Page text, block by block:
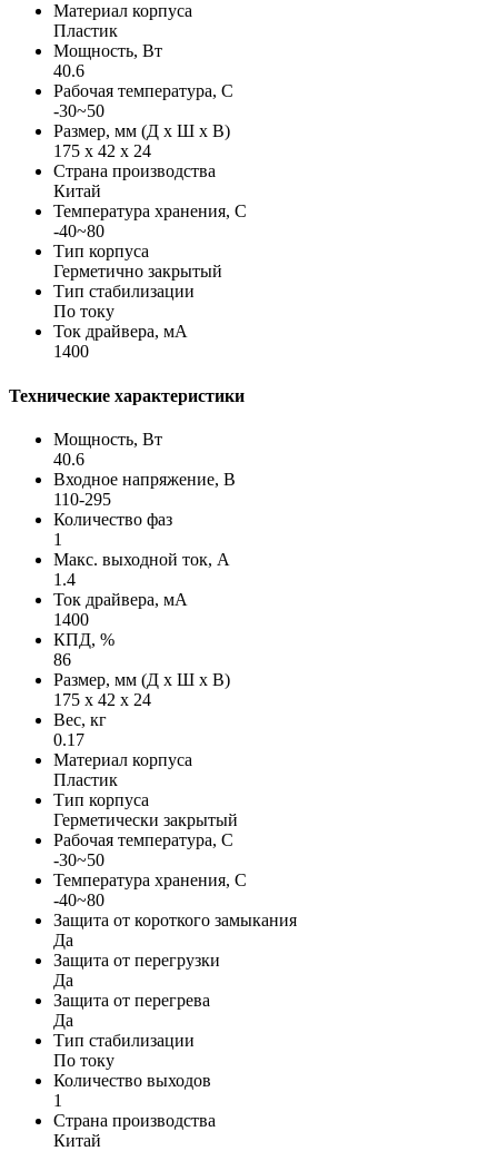
Материал корпуса
Пластик
Мощность, Вт
40.6
Рабочая температура, С
-30~50
Размер, мм (Д х Ш х В)
175 х 42 х 24
Страна производства
Китай
Температура хранения, С
-40~80
Тип корпуса
Герметично закрытый
Тип стабилизации
По току
Ток драйвера, мА
1400
Технические характеристики
Мощность, Вт
40.6
Входное напряжение, В
110-295
Количество фаз
1
Макс. выходной ток, А
1.4
Ток драйвера, мА
1400
КПД, %
86
Размер, мм (Д х Ш х В)
175 х 42 х 24
Вес, кг
0.17
Материал корпуса
Пластик
Тип корпуса
Герметически закрытый
Рабочая температура, С
-30~50
Температура хранения, С
-40~80
Защита от короткого замыкания
Да
Защита от перегрузки
Да
Защита от перегрева
Да
Тип стабилизации
По току
Количество выходов
1
Страна производства
Китай